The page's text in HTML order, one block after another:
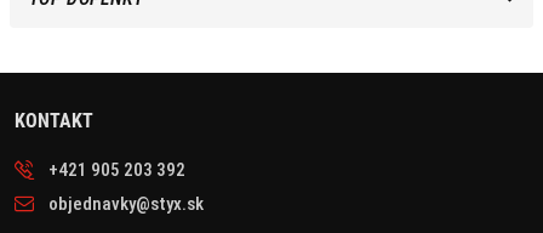
KONTAKT
+421 905 203 392
objednavky@styx.sk